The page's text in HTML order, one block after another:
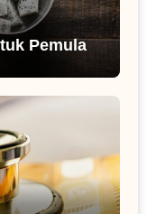
Pemula